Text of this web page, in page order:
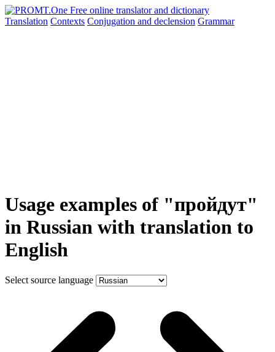
Translation Contexts Conjugation and declension Grammar
Usage examples of "пройдут"
in Russian with translation to
English
Select source language